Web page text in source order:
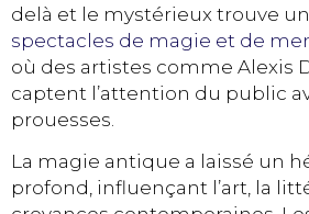
delà et le mystérieux trouve
spectacles de magie et de
où des artistes comme Alexis
captent l’attention du public
prouesses.
La magie antique a laissé un
profond, influençant l’art, la